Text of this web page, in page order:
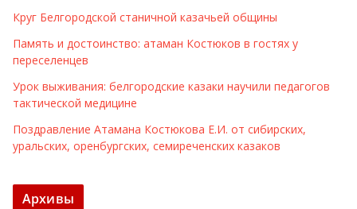
Круг Белгородской станичной казачьей общины
Память и достоинство: атаман Костюков в гостях у
переселенцев
Урок выживания: белгородские казаки научили педагогов
тактической медицине
Поздравление Атамана Костюкова Е.И. от сибирских,
уральских, оренбургских, семиреченских казаков
Архивы